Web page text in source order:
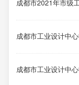
成都市2021年市级
成都市工业设计中
成都市工业设计中